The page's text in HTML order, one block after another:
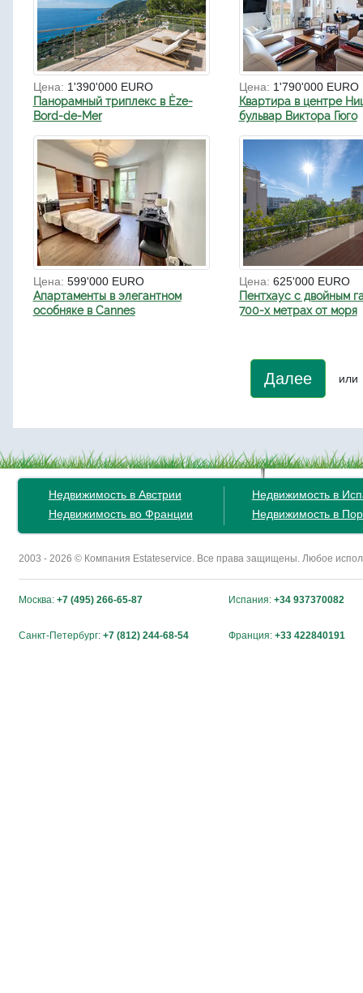
Цена: 1'390'000 EURO
Панорамный триплекс в Èze-
Bord-de-Mer
Цена: 1'790'000 EURO
Квартира в центре
бульвар Виктора Гюго
Цена: 599'000 EURO
Апартаменты в элегантном
особняке в Cannes
Цена: 625'000 EURO
Пентхаус с двойным
700-х метрах от моря
Далее или
Недвижимость в Австрии
Недвижимость во Франции
Недвижимость в
Недвижимость в
2003 - 2026 © Компания Estateservice. Все права защищены. Любое
Москва: +7 (495) 266-65-87 Испания: +34 937370082
Санкт-Петербург: +7 (812) 244-68-54 Франция: +33 422840191